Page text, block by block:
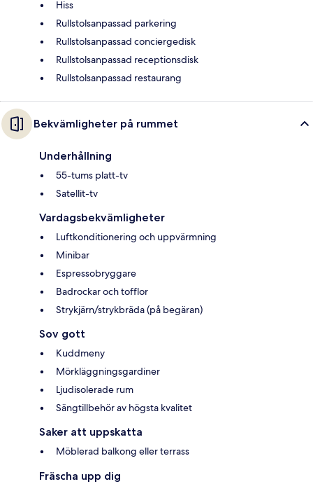
Hiss
Rullstolsanpassad parkering
Rullstolsanpassad conciergedisk
Rullstolsanpassad receptionsdisk
Rullstolsanpassad restaurang
Bekvämligheter på rummet
Underhållning
55-tums platt-tv
Satellit-tv
Vardagsbekvämligheter
Luftkonditionering och uppvärmning
Minibar
Espressobryggare
Badrockar och tofflor
Strykjärn/strykbräda (på begäran)
Sov gott
Kuddmeny
Mörkläggningsgardiner
Ljudisolerade rum
Sängtillbehör av högsta kvalitet
Saker att uppskatta
Möblerad balkong eller terrass
Fräscha upp dig